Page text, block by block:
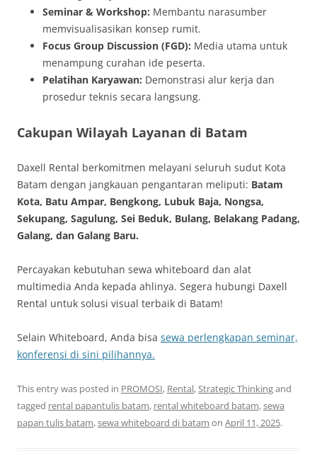
Seminar & Workshop: Membantu narasumber
memvisualisasikan konsep rumit.
Focus Group Discussion (FGD): Media utama untuk
menampung curahan ide peserta.
Pelatihan Karyawan: Demonstrasi alur kerja dan
prosedur teknis secara langsung.
Cakupan Wilayah Layanan di Batam
Daxell Rental berkomitmen melayani seluruh sudut Kota
Batam dengan jangkauan pengantaran meliputi: Batam
Kota, Batu Ampar, Bengkong, Lubuk Baja, Nongsa,
Sekupang, Sagulung, Sei Beduk, Bulang, Belakang Padang,
Galang, dan Galang Baru.
Percayakan kebutuhan sewa whiteboard dan alat
multimedia Anda kepada ahlinya. Segera hubungi Daxell
Rental untuk solusi visual terbaik di Batam!
Selain Whiteboard, Anda bisa sewa perlengkapan seminar,
konferensi di sini pilihannya.
This entry was posted in PROMOSI, Rental,Strategic Thinkingand
tagged rental papantulis batam, rental whiteboard batam,sewa
papan tulis batam,sewa whiteboard di batam on April 11, 2025.